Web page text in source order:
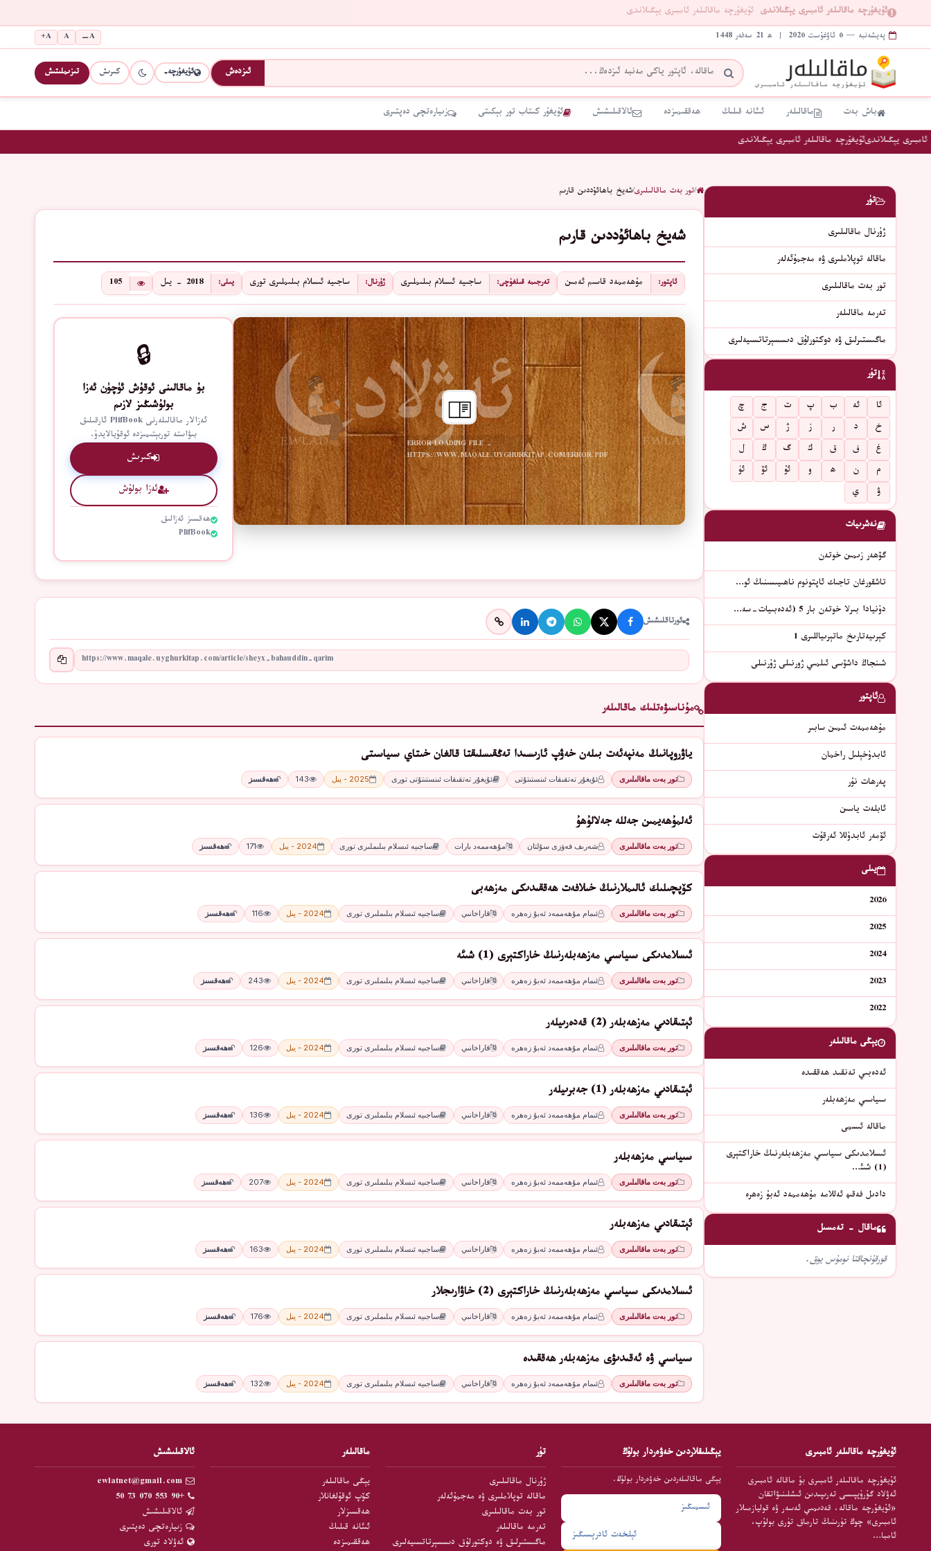
ئۇيغۇرچە ماقالىلەر ئامبىرى يېڭىلاندى ئۇيغۇرچە ماقالىلەر ئامبىرى يېڭىلاندى
پەيشەنبە — 6 ئاۋغۇست 2026 | ھ 21 سەفەر 1448 A−
A
A+
ئىزدەش ئۇيغۇرچە كىرىش تىزىملىتىش
باش بەت ماقالىلەر ئىئانە قىلىڭ ھەققىمىزدە ئالاقىلىشىش ئۇيغۇر كىتاب تور بېكىتى زىيارەتچى دەپتىرى
يېڭىلاندىئۇيغۇرچە ماقالىلەر ئامبىرى يېڭىلاندى
/تور بەت ماقالىلىرى/شەيخ باھائۇددىن قارىم
شەيخ باھائۇددىن قارىم
ئاپتور: مۇھەممەد قاسىم ئەمىن تەرجىمە قىلغۇچى: ساجىيە ئىسلام بىلىملىرى ژۇرنال: ساجىيە ئىسلام بىلىملىرى تورى يىلى: 2018 - يىل 105
ERROR LOADING FILE -
HTTPS://WWW.MAQALE.UYGHURKITAP.COM/ERROR.PDF
🔒
بۇ ماقالىنى ئوقۇش ئۈچۈن ئەزا
بولۇشىڭىز لازىم
ئەزالار ماقالىلەرنى PlifBook ئارقىلىق
بىۋاستە توربېتىمىزدە ئوقۇيالايدۇ.
كىرىش
ئەزا بولۇش
ھەقسىز ئەزالىق
PlifBook
ئورتاقلىشىش
مۇناسىۋەتلىك ماقالىلەر
ياۋروپانىڭ مەنپەئەت بىلەن خەۋپ ئارىسىدا تەڭقىسلىقتا قالغان خىتاي سىياسىتى
تور بەت ماقالىلىرى ئۇيغۇر تەتقىقات ئىنستىتۇتى ئۇيغۇر تەتقىقات ئىنستىتۇتى تورى 2025 - يىل 143 ھەقسىز
ئەلمۇھەيمىن جەللە جەلالۇھۇ
تور بەت ماقالىلىرى شەرىف فەۋزى سۇلتان مۇھەممەد بارات ساجىيە ئىسلام بىلىملىرى تورى 2024 - يىل 171 ھەقسىز
كۆپچىلىك ئالىملارنىڭ خىلافەت ھەققىدىكى مەزھەبى
تور بەت ماقالىلىرى ئىمام مۇھەممەد ئەبۇ زەھرە قاراخانىي ساجىيە ئىسلام بىلىملىرى تورى 2024 - يىل 116 ھەقسىز
ئىسلامدىكى سىياسىي مەزھەبلەرنىڭ خاراكتېرى (1) شىئە
تور بەت ماقالىلىرى ئىمام مۇھەممەد ئەبۇ زەھرە قاراخانىي ساجىيە ئىسلام بىلىملىرى تورى 2024 - يىل 243 ھەقسىز
ئېتىقادىي مەزھەبلەر (2) قەدەرىيلەر
تور بەت ماقالىلىرى ئىمام مۇھەممەد ئەبۇ زەھرە قاراخانىي ساجىيە ئىسلام بىلىملىرى تورى 2024 - يىل 126 ھەقسىز
ئېتىقادىي مەزھەبلەر (1) جەبرىيلەر
تور بەت ماقالىلىرى ئىمام مۇھەممەد ئەبۇ زەھرە قاراخانىي ساجىيە ئىسلام بىلىملىرى تورى 2024 - يىل 136 ھەقسىز
سىياسىي مەزھەبلەر
تور بەت ماقالىلىرى ئىمام مۇھەممەد ئەبۇ زەھرە قاراخانىي ساجىيە ئىسلام بىلىملىرى تورى 2024 - يىل 207 ھەقسىز
ئېتىقادىي مەزھەبلەر
تور بەت ماقالىلىرى ئىمام مۇھەممەد ئەبۇ زەھرە قاراخانىي ساجىيە ئىسلام بىلىملىرى تورى 2024 - يىل 163 ھەقسىز
ئىسلامدىكى سىياسىي مەزھەبلەرنىڭ خاراكتېرى (2) خاۋارىجلار
تور بەت ماقالىلىرى ئىمام مۇھەممەد ئەبۇ زەھرە قاراخانىي ساجىيە ئىسلام بىلىملىرى تورى 2024 - يىل 176 ھەقسىز
سىياسىي ۋە ئەقىدىۋى مەزھەبلەر ھەققىدە
تور بەت ماقالىلىرى ئىمام مۇھەممەد ئەبۇ زەھرە قاراخانىي ساجىيە ئىسلام بىلىملىرى تورى 2024 - يىل 132 ھەقسىز
تۈر
ژۇرنال ماقالىلىرى
ماقالە توپلاملىرى ۋە مەجمۇئەلەر
تور بەت ماقالىلىرى
تەرمە ماقالىلەر
ماگىستىرلىق ۋە دوكتورلۇق دىسسېرتاتسىيەلىرى
تۈر
ئا ئە ب پ ت ج
چ
خ
د ر ز ژ س
ش
غ
ف ق ك گ ڭ
ل
م
ن ھ و ئۇ ئۆ
ئۈ
ۋ
ي
نەشرىيات
گۆھەر زىمىن خوتەن
تاشقورغان تاجىك ئاپتونوم ناھىيىسىنىڭ ئو…
دۇنيادا بىرلا خوتەن بار 5 (ئەدەبىيات-سە…
كېرىيەتارىخ ماتېرىياللىرى 1
شىنجاڭ داشۆسى ئىلمىي ژورنىلى ژۇرنىلى
ئاپتور
مۇھەممەت ئىمىن سابىر
ئابدۇخېلىل راخمان
پەرھات نۇر
ئابلەت ياسىن
ئۆمەر ئابدۇللا ئەرقۇت
يىلى
2026
2025
2024
2023
2022
يېڭى ماقالىلەر
ئەدەبىي تەنقىد ھەققىدە
سىياسىي مەزھەبلەر
ماقالە ئىسمى
ئىسلامدىكى سىياسىي مەزھەبلەرنىڭ خاراكتېرى
(1) شىئ…
دادىل فەقىھ ئەللامە مۇھەممەد ئەبۇ زەھرە
ماقال - تەمسىل
قورقۇنچاقتا نومۇس يوق.
ئۇيغۇرچە ماقالىلەر ئامبىرى
ئۇيغۇرچە ماقالىلەر ئامبىرى بۇ ماقالە ئامبىرى
ئەۋلاد گۇرۇپپىسى تەرىپىدىن ئىشلىنىۋاتقان
«ئۇيغۇرچە ماقالە، قەدىمىي ئەسەر ۋە قوليازمىلار
ئامبىرى» چوڭ تۈرىنىڭ تارماق تۈرى بولۇپ،
ئامبا…
يېڭىلىقلاردىن خەۋەردار بولۇڭ
يېڭى ماقالىلەردىن خەۋەردار بولۇڭ.
تۈر
ژۇرنال ماقالىلىرى
ماقالە توپلاملىرى ۋە مەجمۇئەلەر
تور بەت ماقالىلىرى
تەرمە ماقالىلەر
ماگىستىرلىق ۋە دوكتورلۇق دىسسېرتاتسىيەلىرى
ماقالىلەر
يېڭى ماقالىلەر
كۆپ ئوقۇلغانلار
ھەقسىزلار
ئىئانە قىلىڭ
ھەققىمىزدە
ئالاقىلىشىش
ewlatnet@gmail.com
+90 553 070 73 50
ئالاقىلىشىش
زىيارەتچى دەپتىرى
ئەۋلاد تورى